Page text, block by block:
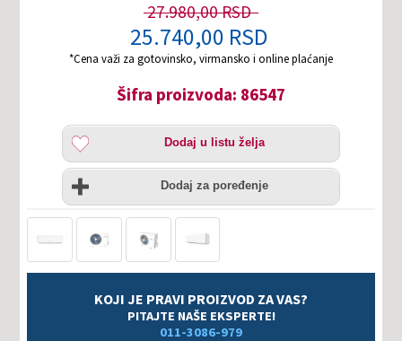
27.980,00 RSD
25.740,00 RSD
*Cena važi za gotovinsko, virmansko i online plaćanje
Šifra proizvoda: 86547
Dodaj
listu
želja
Dodaj u listu želja
Uporedi
Dodaj za poređenje
KOJI JE PRAVI PROIZVOD ZA VAS?
PITAJTE NAŠE EKSPERTE!
011-3086-979